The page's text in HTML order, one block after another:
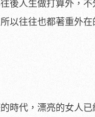
後人生做打算外，
以往往也都著重外
時代，漂亮的女人